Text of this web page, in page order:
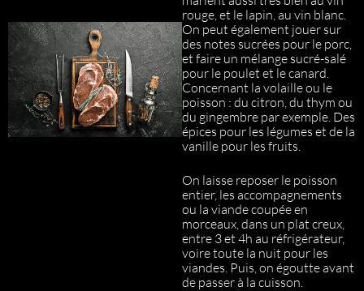
rouge, et le lapin, au vin blanc.
On peut également jouer sur
des notes sucrées pour le porc,
et faire un mélange sucré-salé
pour le poulet et le canard.
Concernant la volaille ou le
poisson : du citron, du thym ou
du gingembre par exemple. Des
épices pour les légumes et de la
vanille pour les fruits.
On laisse reposer le poisson
entier, les accompagnements
ou la viande coupée en
morceaux, dans un plat creux,
entre 3 et 4h au réfrigérateur,
voire toute la nuit pour les
viandes. Puis, on égoutte avant
de passer à la cuisson.